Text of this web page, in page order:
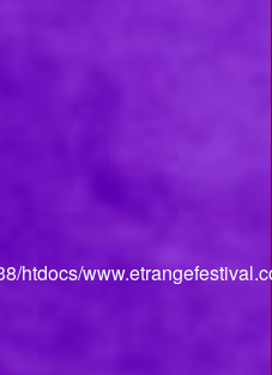
htdocs/